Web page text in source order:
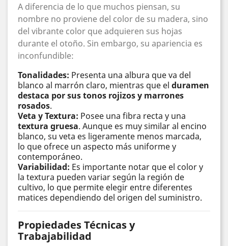
A diferencia de lo que muchos piensan, su
nombre no proviene del color de su madera, sino
del vibrante color que adquieren sus hojas
durante el otoño. Sin embargo, su apariencia es
inconfundible:
Tonalidades: Presenta una albura que va del
blanco al marrón claro, mientras que el duramen
destaca por sus tonos rojizos y marrones
rosados.
Veta y Textura: Posee una fibra recta y una
textura gruesa. Aunque es muy similar al encino
blanco, su veta es ligeramente menos marcada,
lo que ofrece un aspecto más uniforme y
contemporáneo.
Variabilidad: Es importante notar que el color y
la textura pueden variar según la región de
cultivo, lo que permite elegir entre diferentes
matices dependiendo del origen del suministro.
Propiedades Técnicas y
Trabajabilidad